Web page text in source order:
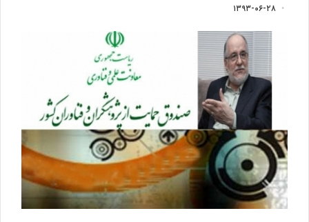
۱۳۹۳-۰۶-۲۸